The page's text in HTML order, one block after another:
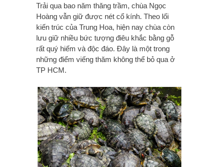
Trải qua bao năm thăng trầm, chùa Ngọc
Hoàng vẫn giữ được nét cổ kính. Theo lối
kiến trúc của Trung Hoa, hiện nay chùa còn
lưu giữ nhiều bức tượng điêu khắc bằng gỗ
rất quý hiếm và độc đáo. Đây là một trong
những điểm viếng thăm không thể bỏ qua ở
TP HCM.